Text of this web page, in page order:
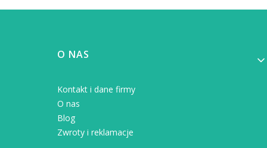
Linki w stopce
O NAS
Kontakt i dane firmy
O nas
Blog
Zwroty i reklamacje